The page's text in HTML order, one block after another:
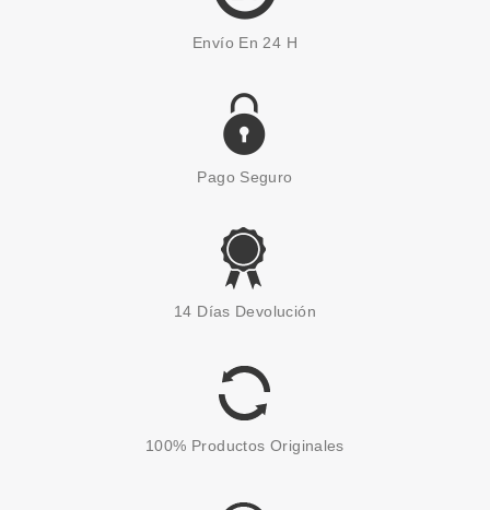
CLARINS
ROLL ON ANTIPERSPIRANTE
29.85€
Envío En 24 H
Pago Seguro
14 Días Devolución
100% Productos Originales